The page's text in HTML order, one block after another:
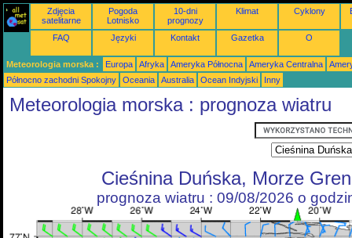
Zdjęcia
satelitarne
Pogoda
Lotnisko
10-dni
prognozy
Klimat Cyklony
FAQ Języki Kontakt Gazetka O
Meteorologia morska : Europa Afryka Ameryka Północna Ameryka Centralna
Północno zachodni Spokojny
Oceania Australia Ocean Indyjski Inny
Meteorologia morska : prognoza wiatru
Cieśnina Duńska, Morze
prognoza wiatru : 09/08/2026 o